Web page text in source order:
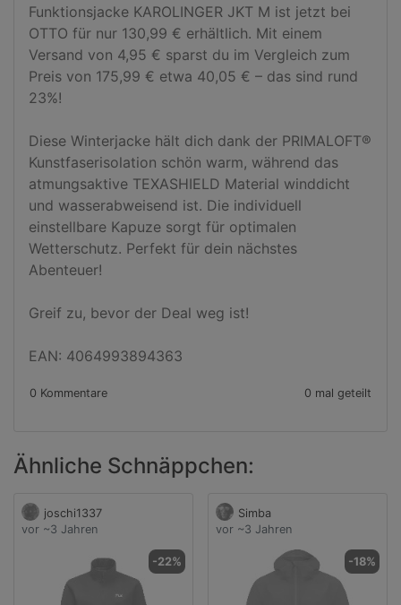
Funktionsjacke KAROLINGER JKT M ist jetzt bei
OTTO für nur 130,99 € erhältlich. Mit einem
Versand von 4,95 € sparst du im Vergleich zum
Preis von 175,99 € etwa 40,05 € – das sind rund
23%!
Diese Winterjacke hält dich dank der PRIMALOFT®
Kunstfaserisolation schön warm, während das
atmungsaktive TEXASHIELD Material winddicht
und wasserabweisend ist. Die individuell
einstellbare Kapuze sorgt für optimalen
Wetterschutz. Perfekt für dein nächstes
Abenteuer!
Greif zu, bevor der Deal weg ist!
EAN: 4064993894363
0 Kommentare 0 mal geteilt
Ähnliche Schnäppchen:
joschi1337
vor ~3 Jahren
-22%
Simba
vor ~3 Jahren
-18%